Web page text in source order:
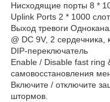
Нисходящие порты 8 *
Uplink Ports 2 * 1000
Выход тревоги
@ DC 9V, 2
DIP-переключатель
Enable / Disable fast ring
самовосстановления
Включите / отключите
штормов.